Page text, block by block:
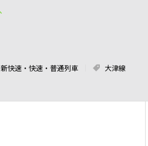
新快速・快速・普通列車 大津線